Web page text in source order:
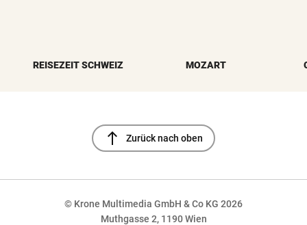
REISEZEIT SCHWEIZ MOZART
north Zurück nach oben
© Krone Multimedia GmbH & Co KG 2026
Muthgasse 2, 1190 Wien